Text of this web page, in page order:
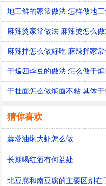
地三鲜的家常做法 怎样做地
麻辣烫家常做法 麻辣烫怎么
麻辣拌怎么做好吃 麻辣拌家
干煸四季豆的做法 怎么做干
猜你喜欢
蒜蓉油焖大虾怎么做
长期喝红酒有何益处
北豆腐和南豆腐的主要区别在